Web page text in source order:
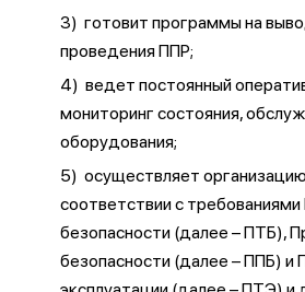
3) готовит программы на
проведения ППР;
4) ведет постоянный
мониторинг состояния,
оборудования;
5) осуществляет
соответствии с
безопасности (далее – ПТБ),
безопасности (далее – ППБ) и